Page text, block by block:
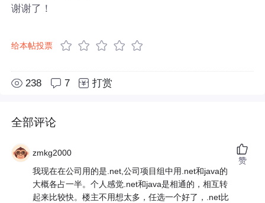
谢谢了！
给本帖投票
238 7 打赏
全部评论
zmkg2000
我现在在公司用的是.net,公司项目组中用.net和java的
大概各占一半。个人感觉.net和java是相通的，相互转
起来比较快。楼主不用想太多，任选一个好了，.net比
赞